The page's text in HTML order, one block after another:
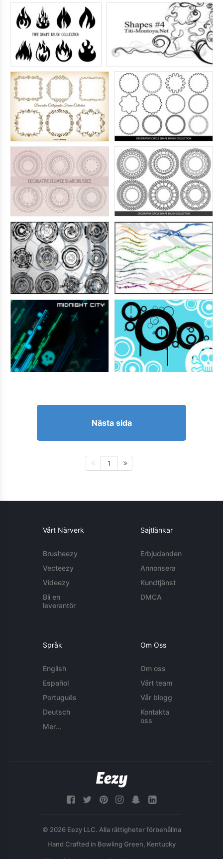
Nästa sida
1
Vårt Närverk
Brusheezy
Vecteezy
Videezy
Bli en
leverantör
Sajtlänkar
Erbjudanden
Annonsera
Kundtjänst
DMCA
Språk
English
Español
Português
Deutsch
Mer...
Om Oss
Om oss
Vårt team
Vår blogg
Kontakta
oss
© 2026 Eezy LLC. Alla rättigheter förbehållna